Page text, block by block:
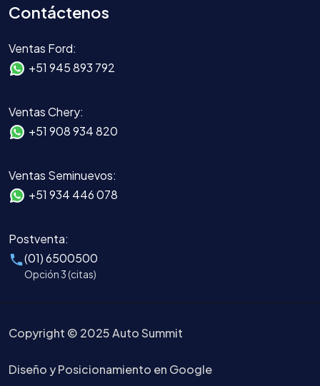
Contáctenos
Ventas Ford:
+51 945 893 792
Ventas Chery:
+51 908 934 820
Ventas Seminuevos:
+51 934 446 078
Postventa:
(01) 6500500
Opción 3 (citas)
Copyright © 2025 Auto Summit
Diseño y Posicionamiento en Google